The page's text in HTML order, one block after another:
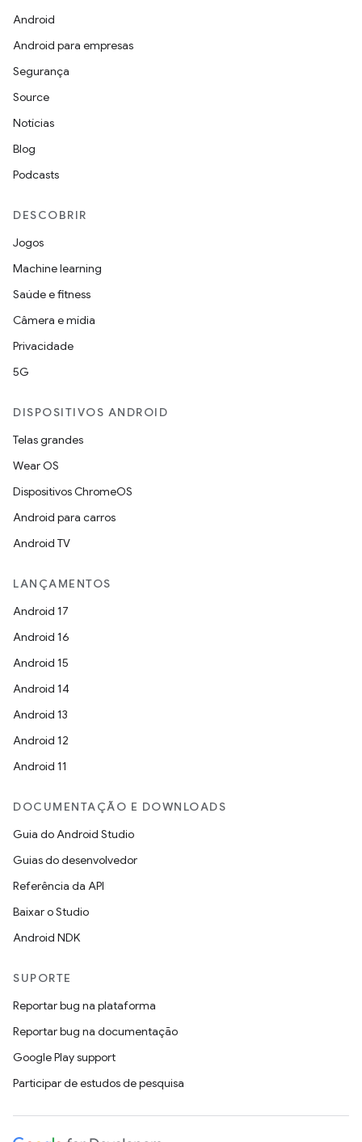
Android
Android para empresas
Segurança
Source
Notícias
Blog
Podcasts
DESCOBRIR
Jogos
Machine learning
Saúde e fitness
Câmera e mídia
Privacidade
5G
DISPOSITIVOS ANDROID
Telas grandes
Wear OS
Dispositivos ChromeOS
Android para carros
Android TV
LANÇAMENTOS
Android 17
Android 16
Android 15
Android 14
Android 13
Android 12
Android 11
DOCUMENTAÇÃO E DOWNLOADS
Guia do Android Studio
Guias do desenvolvedor
Referência da API
Baixar o Studio
Android NDK
SUPORTE
Reportar bug na plataforma
Reportar bug na documentação
Google Play support
Participar de estudos de pesquisa